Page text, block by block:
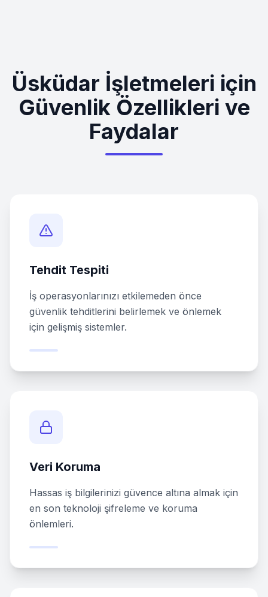
Üsküdar İşletmeleri için
Güvenlik Özellikleri ve
Faydalar
Tehdit Tespiti
İş operasyonlarınızı etkilemeden önce
güvenlik tehditlerini belirlemek ve önlemek
için gelişmiş sistemler.
Veri Koruma
Hassas iş bilgilerinizi güvence altına almak için
en son teknoloji şifreleme ve koruma
önlemleri.